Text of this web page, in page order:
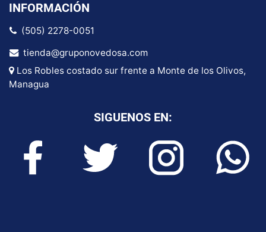
INFORMACIÓN
(505) 2278-0051
tienda@gruponovedosa.com
Los Robles costado sur frente a Monte de los Olivos,
Managua
SIGUENOS EN: